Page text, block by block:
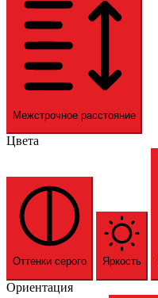
Межстрочное расстояние
Цвета
Оттенки серого Яркость
Ориентация